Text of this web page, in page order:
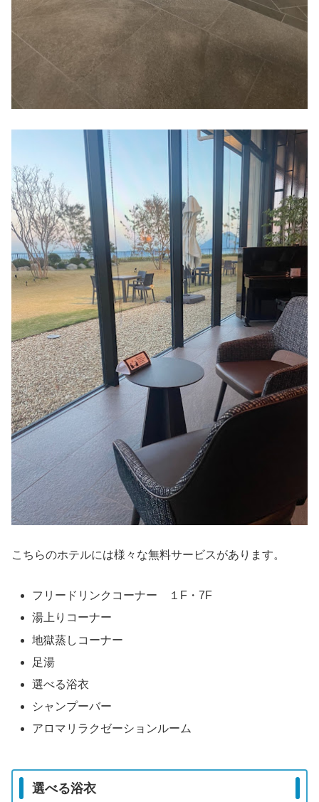
こちらのホテルには様々な無料サービスがあります。
フリードリンクコーナー １F・7F
湯上りコーナー
地獄蒸しコーナー
足湯
選べる浴衣
シャンプーバー
アロマリラクゼーションルーム
選べる浴衣